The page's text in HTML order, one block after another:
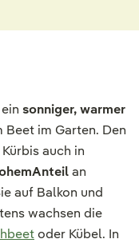
sonniger, warmer
Beet im Garten. Den
auch in
Anteilan
auf Balkon und
wachsen die
oder Kübel. In